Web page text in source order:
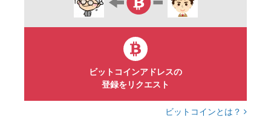
ビットコインアドレスの
登録をリクエスト
ビットコインとは？